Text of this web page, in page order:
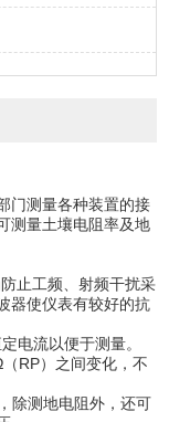
门测量各种装置的接
测量土壤电阻率及地
止工频、射频干扰采
器使仪表有较好的抗
电流以便于测量。
RP）之间变化，不
除测地电阻外，还可